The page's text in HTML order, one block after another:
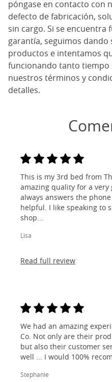
póngase en contacto con
defecto de fabricación,
sin cargo. Si se encuentra
garantía, seguimos dando
productos e intentamos
funcionando tanto tiempo
nuestros términos y
detalles.
This is my 3rd bed from
amazing quality for a very
always answers the
helpful. I like speaking to
shop...
Lisa
Read full review
We had an amazing
Co. Not only are their
but also their customer
well ... I would 100%
Stephanie